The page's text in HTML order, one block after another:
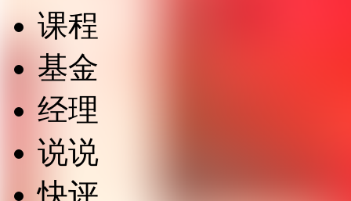
课程
基金
经理
说说